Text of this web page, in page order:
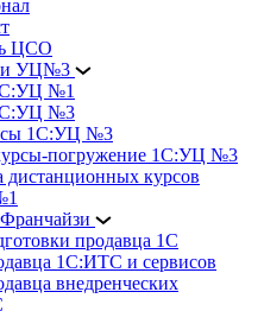
ЦСО
УЦ№3
№1
№3
1С:УЦ №3
погружение 1С:УЦ №3
дистанционных курсов
продавца 1С
1С:ИТС и сервисов
внедренческих